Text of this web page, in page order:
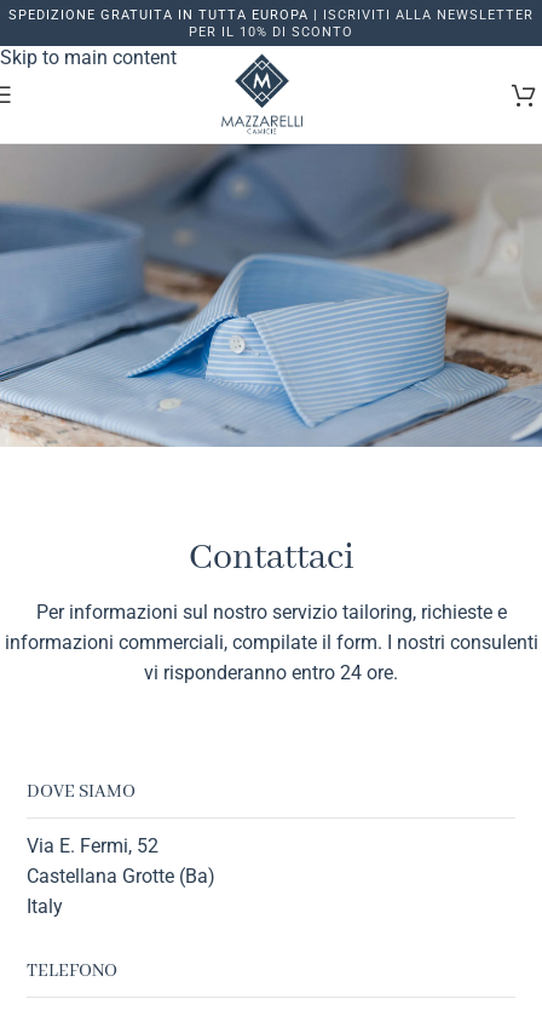
Skip to navigation
Skip to main content
SPEDIZIONE GRATUITA IN TUTTA EUROPA | ISCRIVITI ALLA NEWSLETTER
PER IL 10% DI SCONTO
Contattaci
Per informazioni sul nostro servizio tailoring, richieste e
informazioni commerciali, compilate il form. I nostri consulenti
vi risponderanno entro 24 ore.
DOVE SIAMO
Via E. Fermi, 52
Castellana Grotte (Ba)
Italy
TELEFONO